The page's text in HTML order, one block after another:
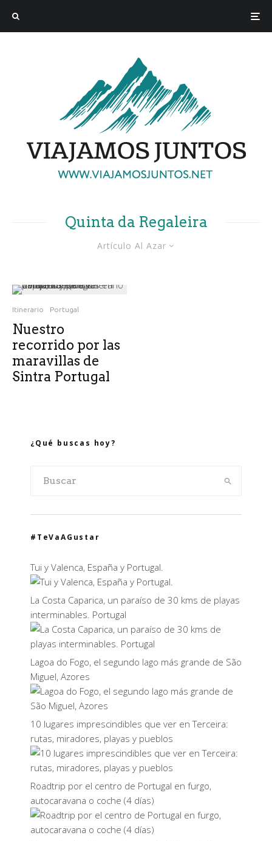
Quinta da Regaleira
Artículo Al Azar
Itinerario Portugal
Nuestro
recorrido por las
maravillas de
Sintra Portugal
¿Qué buscas hoy?
#TeVaAGustar
Tui y Valenca, España y Portugal.
La Costa Caparica, un paraíso de 30 kms de playas
interminables. Portugal
Lagoa do Fogo, el segundo lago más grande de São
Miguel, Azores
10 lugares imprescindibles que ver en Terceira:
rutas, miradores, playas y pueblos
Roadtrip por el centro de Portugal en furgo,
autocaravana o coche (4 días)